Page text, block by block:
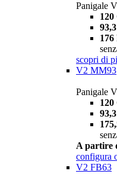
Panigale
176
scopri di
V2 MM93
Panigale
A partire
configura
V2 FB63